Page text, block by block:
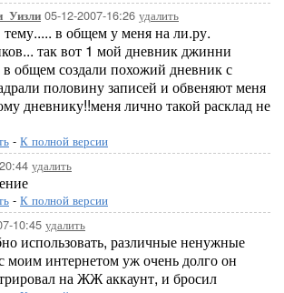
05-12-2007-16:26 удалить
тему..... в общем у меня на ли.ру.
так вот 1 мой дневник джинни
общем создали похожий дневник с
половину записей и обвеняют меня
дневнику!!меня лично такой расклад не
- К полной версии
удалить
- К полной версии
10:45 удалить
использовать, различные ненужные
моим интернетом уж очень долго он
на ЖЖ аккаунт, и бросил